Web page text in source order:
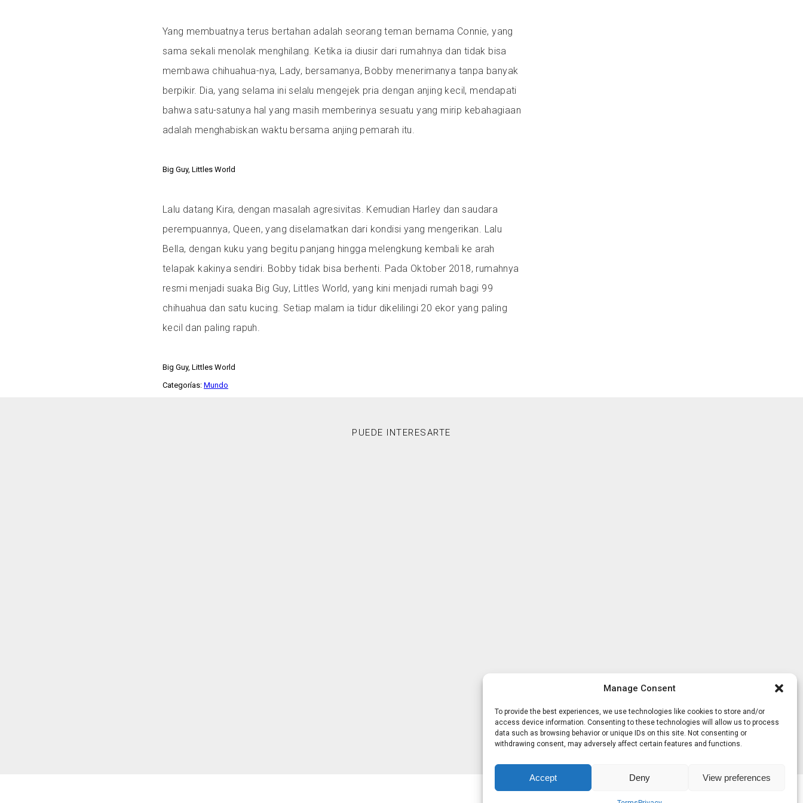
Manage Consent
To provide the best experiences, we use technologies like cookies to store and/or
access device information. Consenting to these technologies will allow us to process
data such as browsing behavior or unique IDs on this site. Not consenting or
withdrawing consent, may adversely affect certain features and functions.
Accept Deny View preferences
Yang membuatnya terus bertahan adalah seorang teman bernama Connie, yang
sama sekali menolak menghilang. Ketika ia diusir dari rumahnya dan tidak bisa
membawa chihuahua-nya, Lady, bersamanya, Bobby menerimanya tanpa banyak
berpikir. Dia, yang selama ini selalu mengejek pria dengan anjing kecil, mendapati
bahwa satu-satunya hal yang masih memberinya sesuatu yang mirip kebahagiaan
adalah menghabiskan waktu bersama anjing pemarah itu.
Big Guy, Littles World
Lalu datang Kira, dengan masalah agresivitas. Kemudian Harley dan saudara
perempuannya, Queen, yang diselamatkan dari kondisi yang mengerikan. Lalu
Bella, dengan kuku yang begitu panjang hingga melengkung kembali ke arah
telapak kakinya sendiri. Bobby tidak bisa berhenti. Pada Oktober 2018, rumahnya
resmi menjadi suaka Big Guy, Littles World, yang kini menjadi rumah bagi 99
chihuahua dan satu kucing. Setiap malam ia tidur dikelilingi 20 ekor yang paling
kecil dan paling rapuh.
Big Guy, Littles World
Categorías: Mundo
PUEDE INTERESARTE